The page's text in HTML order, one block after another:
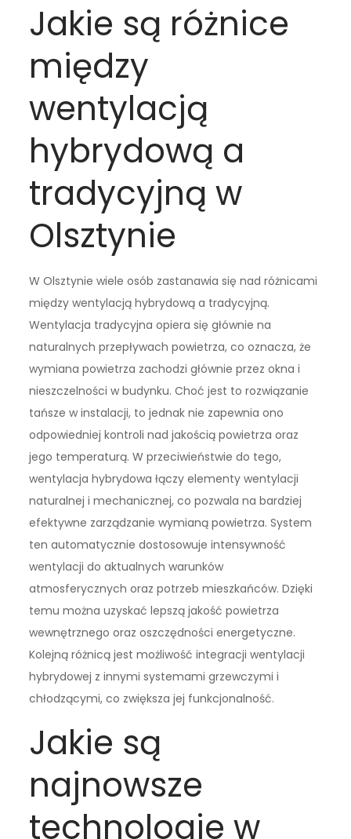
Jakie są różnice
między
wentylacją
hybrydową a
tradycyjną w
Olsztynie
W Olsztynie wiele osób zastanawia się nad różnicami
między wentylacją hybrydową a tradycyjną.
Wentylacja tradycyjna opiera się głównie na
naturalnych przepływach powietrza, co oznacza, że
wymiana powietrza zachodzi głównie przez okna i
nieszczelności w budynku. Choć jest to rozwiązanie
tańsze w instalacji, to jednak nie zapewnia ono
odpowiedniej kontroli nad jakością powietrza oraz
jego temperaturą. W przeciwieństwie do tego,
wentylacja hybrydowa łączy elementy wentylacji
naturalnej i mechanicznej, co pozwala na bardziej
efektywne zarządzanie wymianą powietrza. System
ten automatycznie dostosowuje intensywność
wentylacji do aktualnych warunków
atmosferycznych oraz potrzeb mieszkańców. Dzięki
temu można uzyskać lepszą jakość powietrza
wewnętrznego oraz oszczędności energetyczne.
Kolejną różnicą jest możliwość integracji wentylacji
hybrydowej z innymi systemami grzewczymi i
chłodzącymi, co zwiększa jej funkcjonalność.
Jakie są
najnowsze
technologie w